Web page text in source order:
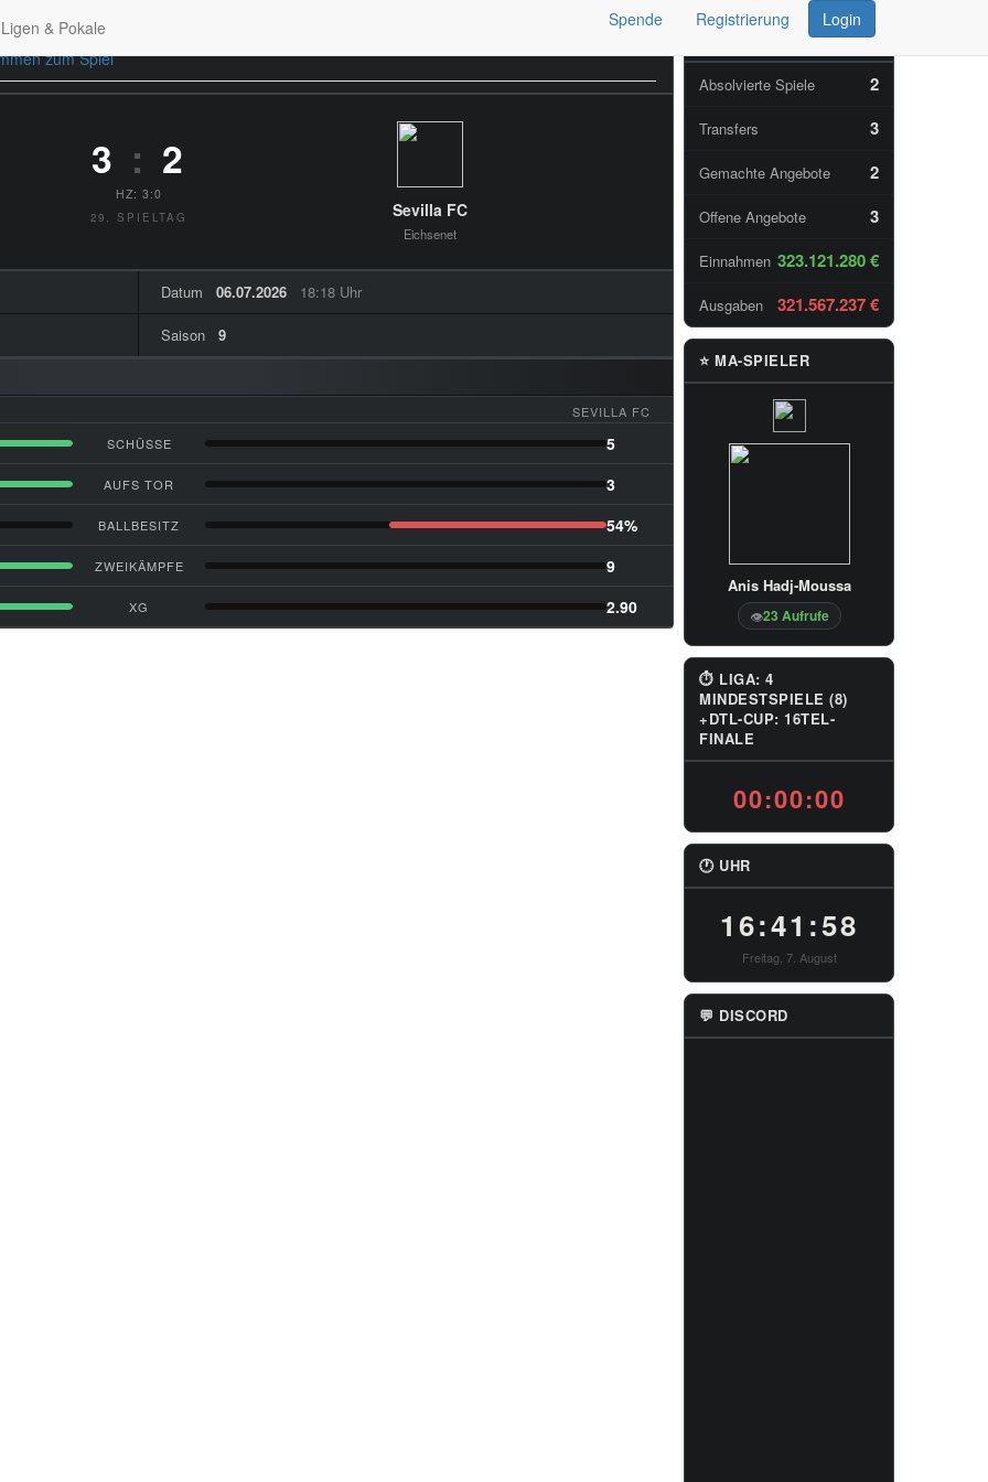
Ligen & Pokale Spende Registrierung
Login
zum Spiel
3 : 2
HZ: 3:0
29. SPIELTAG Sevilla FC
Eichsenet
Datum 06.07.2026 18:18 Uhr
Saison
9
SEVILLA FC
SCHÜSSE
5
AUFS TOR
3
BALLBESITZ
54%
ZWEIKÄMPFE
9
XG 2.90
📊 TAGESSTATISTIKEN
Absolvierte Spiele 2
Transfers 3
Gemachte Angebote 2
Offene Angebote 3
Einnahmen 323.121.280 €
Ausgaben 321.567.237 €
⭐ MA-SPIELER
Anis Hadj-Moussa
👁23 Aufrufe
⏱ LIGA: 4
MINDESTSPIELE (8)
+DTL-CUP: 16TEL-
FINALE
00:00:00
🕐 UHR
16:41:59
Freitag, 7. August
💬 DISCORD